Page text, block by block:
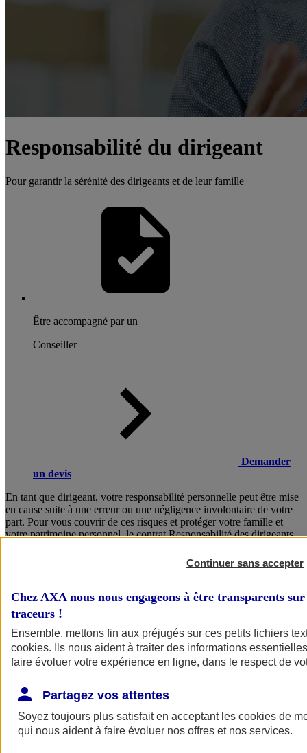
Responsabilité du dirigeant
Pour garantir la sérénité des dirigeants et de leur famille
Être accompagné par un
Conseiller
Demander
un devis
En tant que dirigeant, votre responsabilité personnelle peut être mise
en cause suite à une erreur ou une négligence involontaire de votre
part. Pour vous couvrir de ces risques et protéger votre famille et
votre patrimoine personnel, le contrat Responsabilité des dirigeants
solutions concrètes en cas de crise, ainsi que la prise en charge de
Consulter les documents d’informations
le document d'informations sur le produit
d'assurance responsabilité civile du dirigeant (CS)
Continuer sans accepter
Chez AXA nous nous engageons à être transparents
traceurs !
Ensemble, mettons fin aux préjugés sur ces petits fichiers
cookies. Ils nous aident à traiter des informations
faire évoluer votre expérience en ligne, dans le respect de
Partagez vos attentes
Soyez toujours plus satisfait en acceptant les cookies de
qui nous aident à faire évoluer nos offres et nos services.